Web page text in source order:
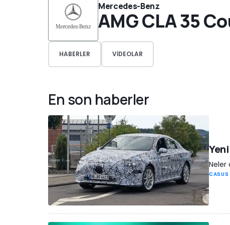
Mercedes-Benz
AMG CLA 35
HABERLER VIDEOLAR
En son haberler
Neler
CASUS